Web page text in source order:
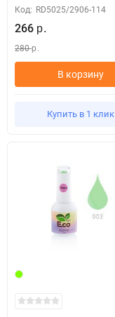
Код: RD5025/2906-114
266 р.
280 р.
В корзину
Купить в 1 клик